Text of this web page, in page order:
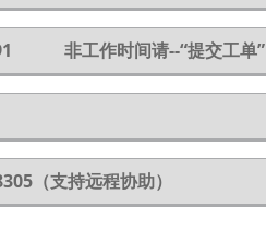
非工作时间请--“提交工单”
（支持远程协助）